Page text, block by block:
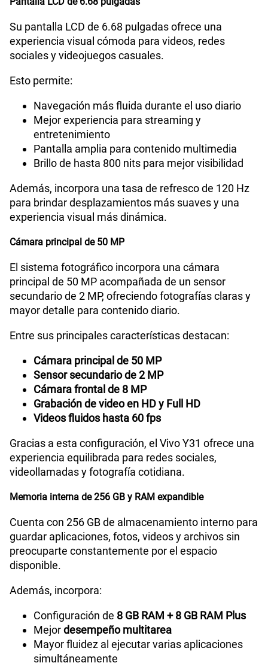
Su pantalla LCD de 6.68 pulgadas ofrece una
experiencia visual cómoda para videos, redes
sociales y videojuegos casuales.
Esto permite:
Navegación más fluida durante el uso diario
Mejor experiencia para streaming y
entretenimiento
Pantalla amplia para contenido multimedia
Brillo de hasta 800 nits para mejor visibilidad
Además, incorpora una tasa de refresco de 120 Hz
para brindar desplazamientos más suaves y una
experiencia visual más dinámica.
Cámara principal de 50 MP
El sistema fotográfico incorpora una cámara
principal de 50 MP acompañada de un sensor
secundario de 2 MP, ofreciendo fotografías claras y
mayor detalle para contenido diario.
Entre sus principales características destacan:
Cámara principal de 50 MP
Sensor secundario de 2 MP
Cámara frontal de 8 MP
Grabación de video en HD y Full HD
Videos fluidos hasta 60 fps
Gracias a esta configuración, el Vivo Y31 ofrece una
experiencia equilibrada para redes sociales,
videollamadas y fotografía cotidiana.
Memoria interna de 256 GB y RAM expandible
Cuenta con 256 GB de almacenamiento interno para
guardar aplicaciones, fotos, videos y archivos sin
preocuparte constantemente por el espacio
disponible.
Además, incorpora:
Configuración de 8 GB RAM + 8 GB RAM Plus
Mejordesempeño multitarea
Mayor fluidez al ejecutar varias aplicaciones
simultáneamente